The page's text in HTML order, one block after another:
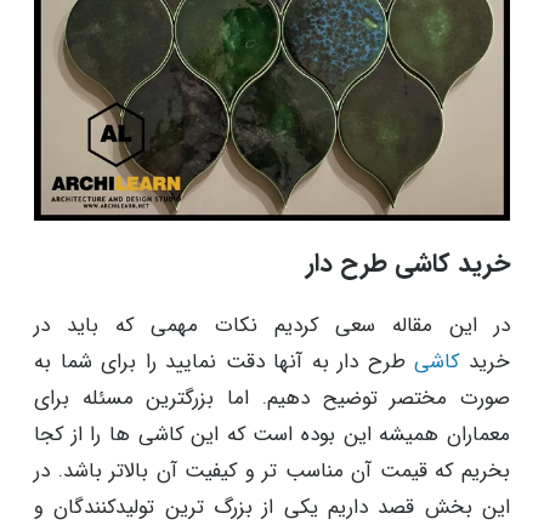
خرید کاشی طرح دار
در این مقاله سعی کردیم نکات مهمی که باید در
خریدکاشیطرح دار به آنها دقت نمایید را برای شما به
صورت مختصر توضیح دهیم. اما بزرگترین مسئله برای
معماران همیشه این بوده است که این کاشی ها را از کجا
بخریم که قیمت آن مناسب تر و کیفیت آن بالاتر باشد. در
این بخش قصد داریم یکی از بزرگ ترین تولیدکنندگان و